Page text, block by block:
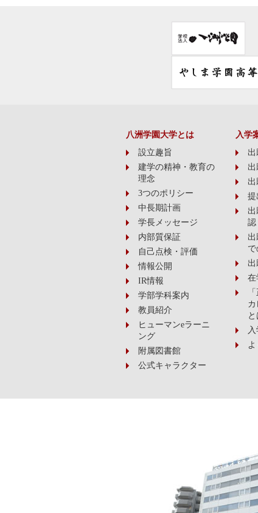
八洲学園大学とは
設立趣旨
建学の精神・教育の
理念
3つのポリシー
中長期計画
学長メッセージ
内部質保証
自己点検・評価
情報公開
IR情報
学部学科案内
教員紹介
ヒューマンeラーニ
ング
附属図書館
公式キャラクター
入学
出
出
提
認
出
在
カ
と
よ